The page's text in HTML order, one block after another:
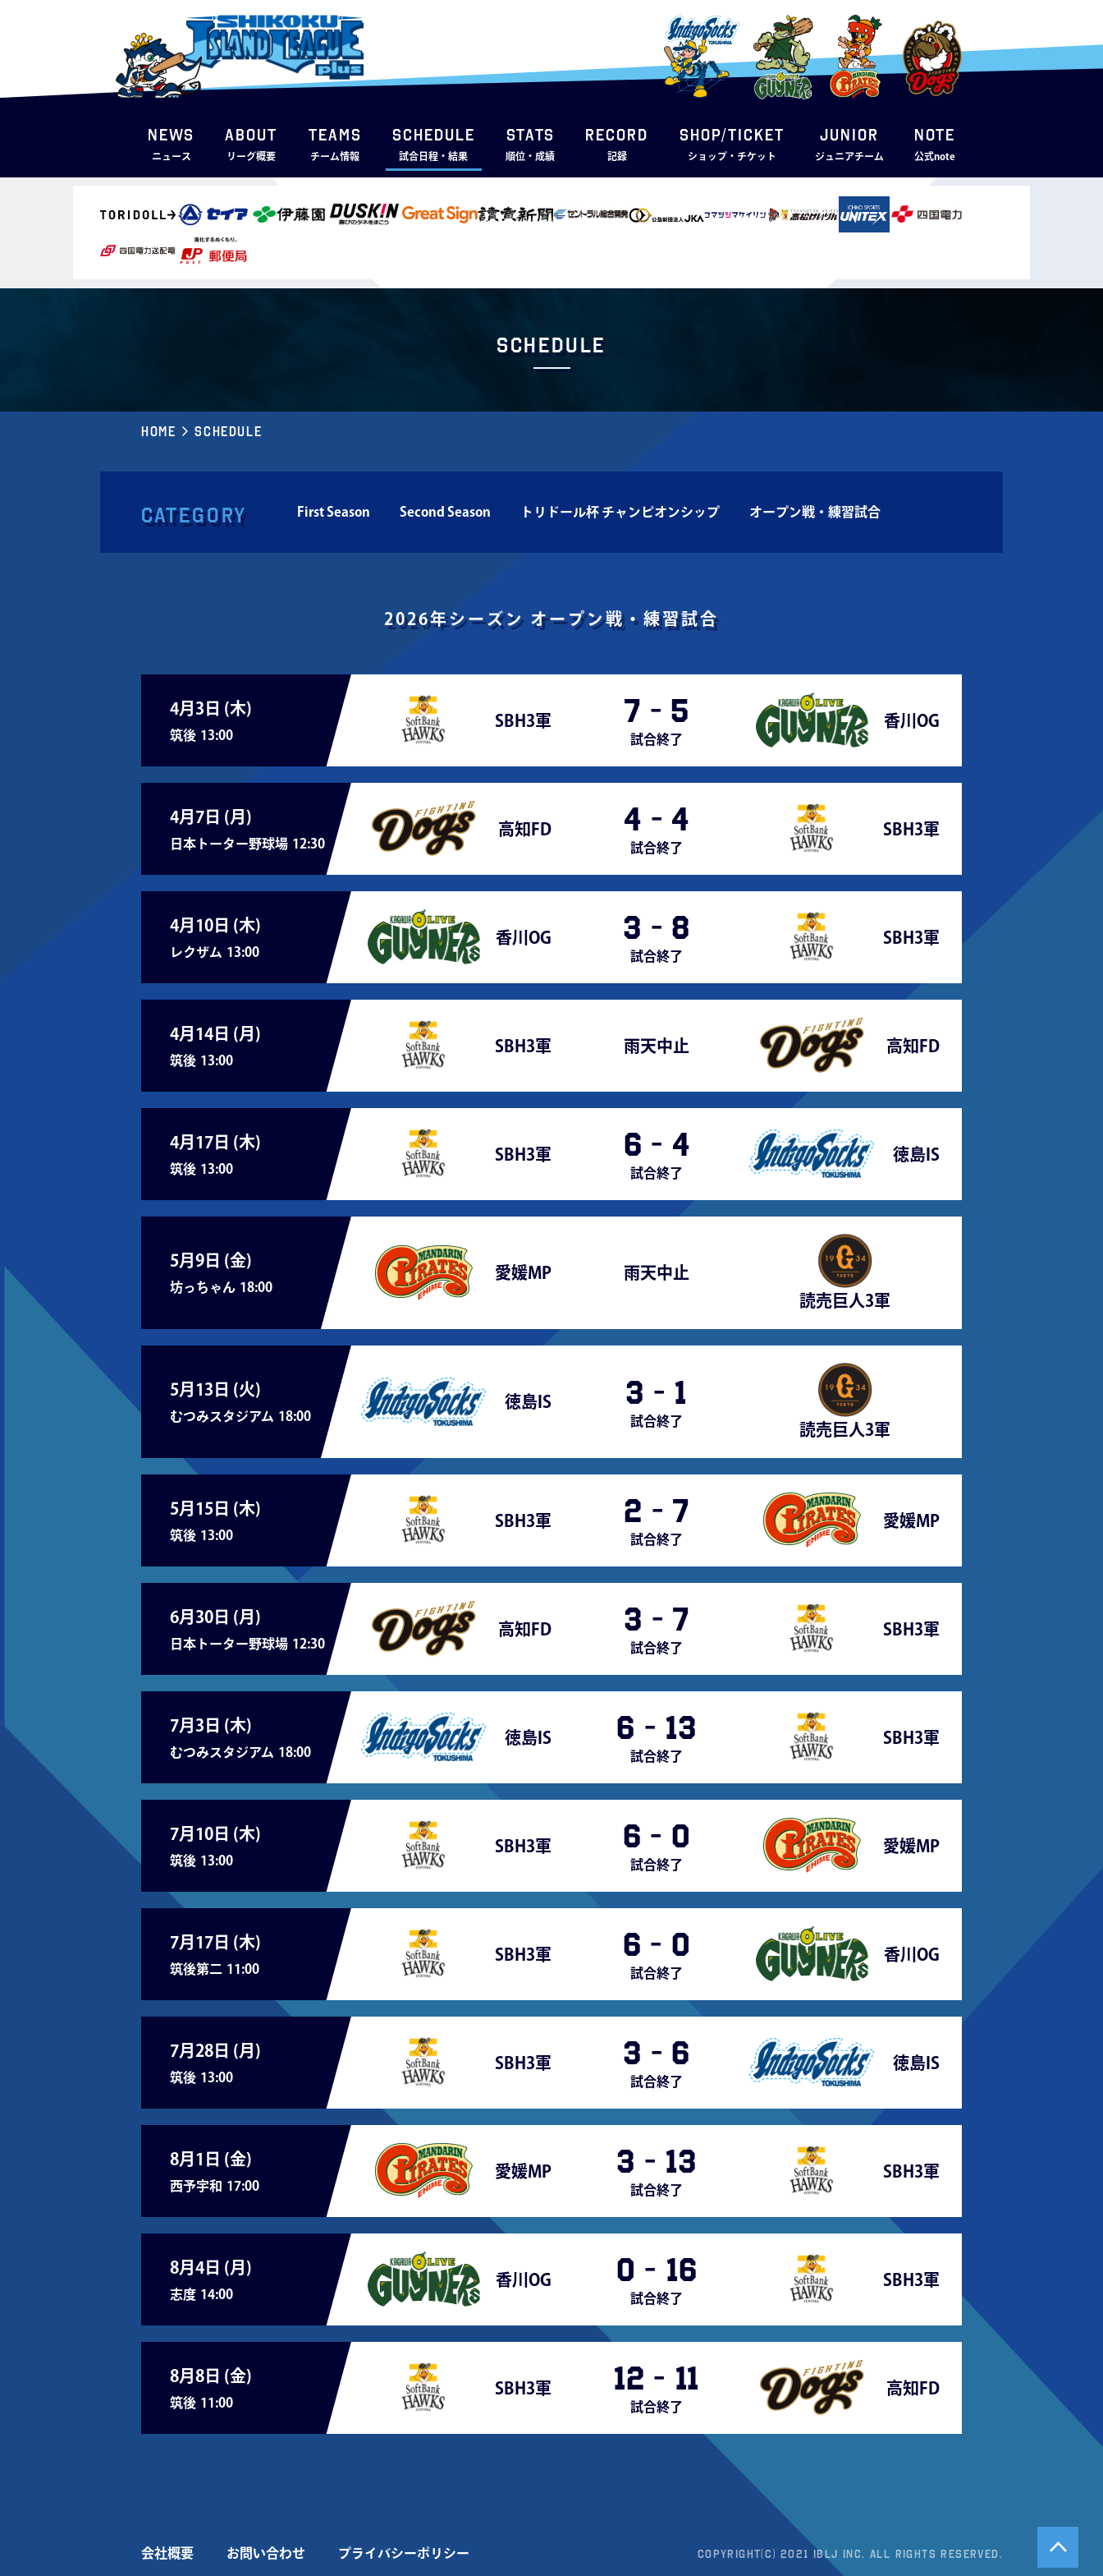
NEWS
ニュース
ABOUT
リーグ概要
TEAMS
チーム情報
SCHEDULE
試合日程・結果
STATS
順位・成績
RECORD
記録
SHOP/TICKET
ショップ・チケット
JUNIOR
ジュニアチーム
note
公式note
Schedule
Home Schedule
Category First Season Second Season トリドール杯 チャンピオンシップ オープン戦・練習試合
2026年シーズン オープン戦・練習試合
4月3日 (木)
筑後 13:00
SBH3軍 7 - 5
試合終了
香川OG
4月7日 (月 )
日本トーター野球場 12:30
高知FD 4 - 4
試合終了
SBH3軍
4月10日 (木)
レクザム 13:00
香川OG 3 - 8
試合終了
SBH3軍
4月14日 (月 )
筑後 13:00
SBH3軍 雨天中止 高知FD
4月17日 (木)
筑後 13:00
SBH3軍 6 - 4
試合終了
徳島IS
5月9日 (金)
坊っちゃん 18:00
愛媛MP
雨天中止
読売巨人3軍
5月13日 (火)
むつみスタジアム 18:00
徳島IS 3 - 1
試合終了 読売巨人3軍
5月15日 (木)
筑後 13:00
SBH3軍 2 - 7
試合終了
愛媛MP
6月30日 (月 )
日本トーター野球場 12:30
高知FD 3 - 7
試合終了
SBH3軍
7月3日 (木)
むつみスタジアム 18:00
徳島IS 6 - 13
試合終了
SBH3軍
7月10日 (木)
筑後 13:00
SBH3軍 6 - 0
試合終了
愛媛MP
7月17日 (木)
筑後第二 11:00
SBH3軍 6 - 0
試合終了
香川OG
7月28日 (月 )
筑後 13:00
SBH3軍 3 - 6
試合終了
徳島IS
8月1日 (金)
西予宇和 17:00
愛媛MP 3 - 13
試合終了
SBH3軍
8月4日 (月 )
志度 14:00
香川OG 0 - 16
試合終了
SBH3軍
8月8日 (金)
筑後 11:00
SBH3軍 12 - 11
試合終了
高知FD
会社概要 お問い合わせ プライバシーポリシー Copyright(c) 2021 IBLJ Inc. All Rights Reserved.